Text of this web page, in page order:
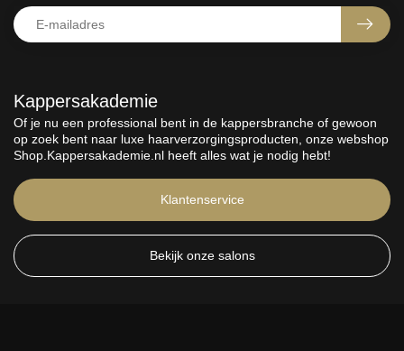
Kappersakademie
Of je nu een professional bent in de kappersbranche of gewoon
op zoek bent naar luxe haarverzorgingsproducten, onze webshop
Shop.Kappersakademie.nl heeft alles wat je nodig hebt!
Klantenservice
Bekijk onze salons